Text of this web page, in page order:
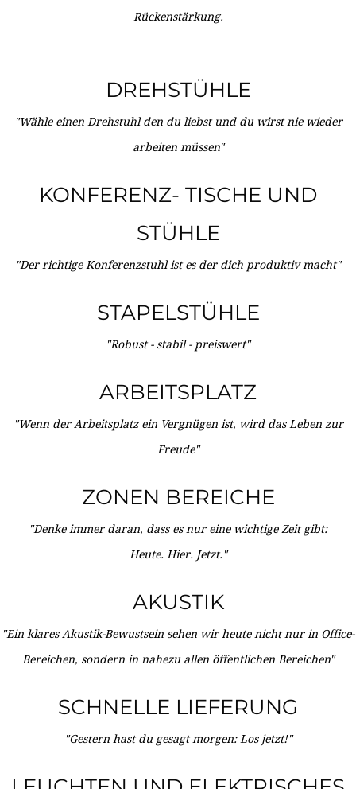
Rückenstärkung.
DREHSTÜHLE
"Wähle einen Drehstuhl den du liebst und du wirst nie wieder
arbeiten müssen"
KONFERENZ- TISCHE UND
STÜHLE
"Der richtige Konferenzstuhl ist es der dich produktiv macht"
STAPELSTÜHLE
"Robust - stabil - preiswert"
ARBEITSPLATZ
"Wenn der Arbeitsplatz ein Vergnügen ist, wird das Leben zur
Freude"
ZONEN BEREICHE
"Denke immer daran, dass es nur eine wichtige Zeit gibt:
Heute. Hier. Jetzt."
AKUSTIK
"Ein klares Akustik-Bewustsein sehen wir heute nicht nur in Office-
Bereichen, sondern in nahezu allen öffentlichen Bereichen"
SCHNELLE LIEFERUNG
"Gestern hast du gesagt morgen: Los jetzt!"